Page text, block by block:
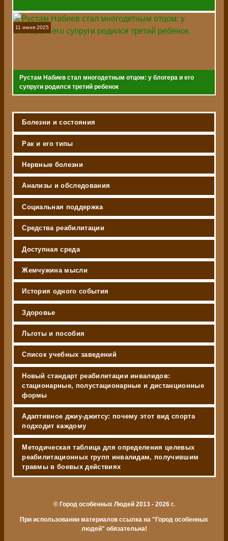
11 июня 2025
Рустам Набиев стал многодетным отцом: у блогера и его
супруги родился третий ребенок
Болезни и состояния
Рак и его типы
Нервные болезни
Анализы и обследования
Социальная поддержка
Средства реабилитации
Доступная среда
Жемчужина мысли
История одного события
Здоровье
Льготы и пособия
Список учебных заведений
Новый стандарт реабилитации инвалидов:
стационарные, полустационарные и дистанционные
формы
Адаптивное джиу-джитсу: почему этот вид спорта
подходит каждому
Методическая таблица для определения целевых
реабилитационных групп инвалидам, получившим
травмы в боевых действиях
© Город особенных Людей 2013 - 2026 г.
При использовании материалов ссылка на "Город особенных
людей" обязательна!